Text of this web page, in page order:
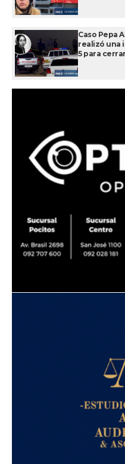
Caso Pepa
realizó una
5 para